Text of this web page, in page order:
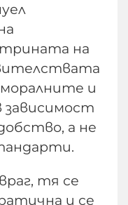
на
и
зависимост
а не
тя се
и се